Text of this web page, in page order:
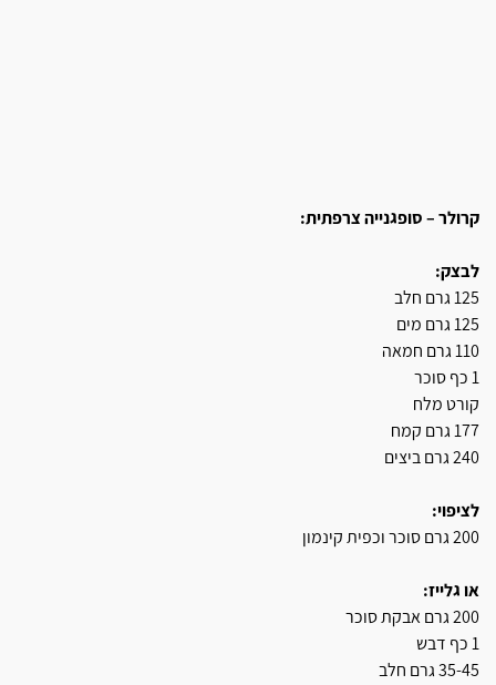
קרולר – סופגנייה צרפתית:
לבצק:
125 גרם חלב
125 גרם מים
110 גרם חמאה
1 כף סוכר
קורט מלח
177 גרם קמח
240 גרם ביצים
לציפוי:
200 גרם סוכר וכפית קינמון
או גלייז:
200 גרם אבקת סוכר
1 כף דבש
35-45 גרם חלב